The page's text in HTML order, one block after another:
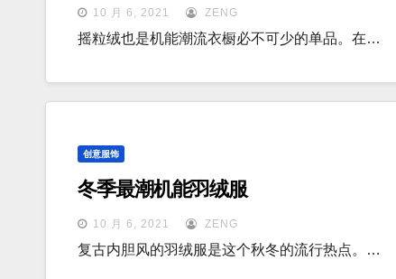
10 月 6, 2021 ZENG
摇粒绒也是机能潮流衣橱必不可少的单品。在…
创意服饰
冬季最潮机能羽绒服
10 月 6, 2021 ZENG
复古内胆风的羽绒服是这个秋冬的流行热点。…